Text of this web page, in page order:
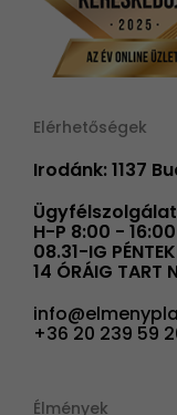
Elérhetőségek
Irodánk: 1137
H-P 8:00 -
08.31-IG
14 ÓRÁIG TART
+36 20 239 59
Élmények